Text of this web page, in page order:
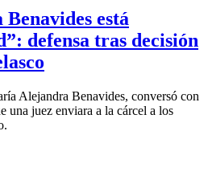
está
defensa tras decisión
Alejandra Benavides, conversó con
una juez enviara a la cárcel a los